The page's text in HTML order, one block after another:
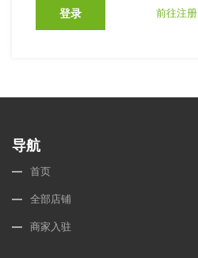
登录 前往注册
导航
首页
全部店铺
商家入驻